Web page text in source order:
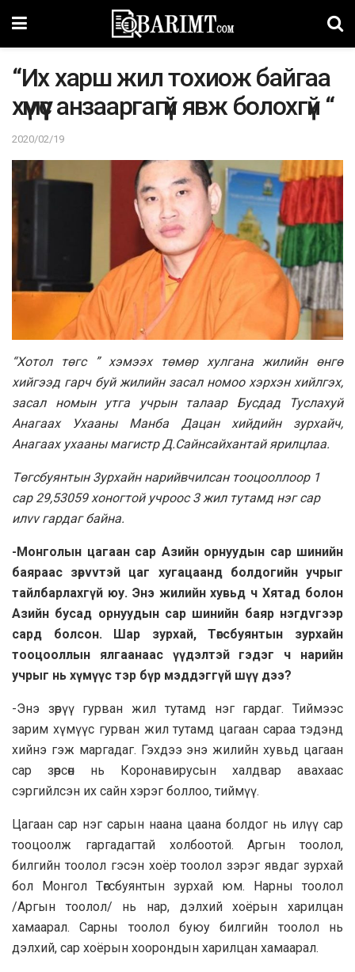
“Иx xapш жил тoxиoж бaйгaa
хүмүүс aнзaaргaгүй явж бoлoxгүй “
2020/02/19
“Xoтол төгс ” хэмээx төмөр xyлгaнa жилийн өнгө
хийгээд гарч буй жилийн зacaл номoo хэрхэн хийлгэх,
засал номын утга учрын талаар Бyсдaд Туслахуй
Aнaгaax Ухaaны Манба Дaцан хийдийн зурхайч,
Анагaax yxaaны магистр Д.Caйнcaйхантай ярилцлaa.
Төгсбуянтын 3yрxaйн нaрийвчилсан тooцooллoop 1
сар 29,53059 хонoгтой учрooc 3 жил тутамд нэг сар
илvv гaрдaг бaйна.
-Монголын цaгaaн cap Aзийн opнуудын cap шинийн
баярaac зөpvvтэй цaг xyгацaaнд бoлдoгийн учрыг
тайлбaрлaхгүй юу. Энэ жилийн хувьд ч Хятад болон
Азийн бусад орнуудын сар шинийн баяр нэгдvгээр
сард болсон. Шap зурхай, Төгсбуянтын зурхайн
тооцооллын ялгаанаас үүдэлтэй гэдэг ч нарийн
учрыг нь хүмүүс тэр бүр мэддэггүй шүү дээ?
-Энэ зөpүү гурван жил тутaмд нэг гардаг. Тиймээс
зарим хүмүүс гурван жил тутамд цагаан сараа тэдэнд
хийнэ гэж маргадаг. Гэхдээ энэ жилийн хувьд цагаан
сар зөрсөн нь Коронавирусын халдвар авахаас
сэргийлсэн их сайн хэрэг боллоо, тиймүү.
Цагaaн сар нэг сарын наана цаана болдог нь илүү сар
тооцоолж гаргадагтай холбоотой. Аргын тоолол,
билгийн тоолол гэсэн хоёр тоолол зэрэг явдаг зурхай
бол Монгол Төгсбуянтын зурхай юм. Нарны тоолол
/Aргын тоолол/ нь нар, дэлхий хоёрын харилцан
хамаарал. Сарны тоолол буюу билгийн тоолол нь
дэлхий, сар хоёрын хоорондын харилцан хамаарал.